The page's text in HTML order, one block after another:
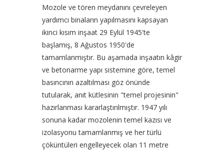
Mozole ve tören meydanını çevreleyen
yardımcı binaların yapılmasını kapsayan
ikinci kısım inşaat 29 Eylül 1945'te
başlamış, 8 Ağustos 1950'de
tamamlanmıştır. Bu aşamada inşaatın kâgir
ve betonarme yapı sistemine göre, temel
basıncının azaltılması göz önünde
tutularak, anıt kütlesinin "temel projesinin"
hazırlanması kararlaştırılmıştır. 1947 yılı
sonuna kadar mozolenin temel kazısı ve
izolasyonu tamamlanmış ve her türlü
çöküntüleri engelleyecek olan 11 metre